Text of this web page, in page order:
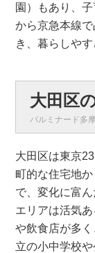
園）もあり、
から京急本線
き、暮らしや
大田区
パルミナード多摩
大田区は東京
町的な住宅地
で、変化に富
エリアは活気
や飲食店が多
立の小中学校